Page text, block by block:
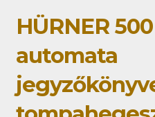
HÜRNER
automata